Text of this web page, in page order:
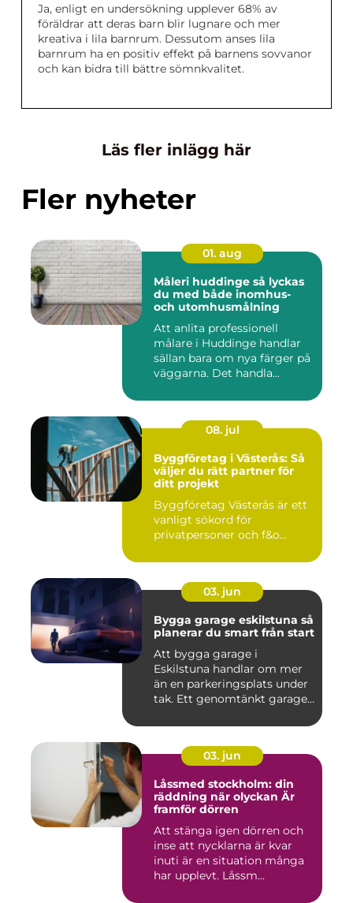
Ja, enligt en undersökning upplever 68% av
föräldrar att deras barn blir lugnare och mer
kreativa i lila barnrum. Dessutom anses lila
barnrum ha en positiv effekt på barnens sovvanor
och kan bidra till bättre sömnkvalitet.
Läs fler inlägg här
Fler nyheter
01. aug
Måleri huddinge så lyckas
du med både inomhus-
och utomhusmålning
Att anlita professionell
målare i Huddinge handlar
sällan bara om nya färger på
väggarna. Det handla...
08. jul
Byggföretag i Västerås: Så
väljer du rätt partner för
ditt projekt
Byggföretag Västerås är ett
vanligt sökord för
privatpersoner och f&o...
03. jun
Bygga garage eskilstuna så
planerar du smart från start
Att bygga garage i
Eskilstuna handlar om mer
än en parkeringsplats under
tak. Ett genomtänkt garage
03. jun
Låssmed stockholm: din
räddning när olyckan Är
framför dörren
Att stänga igen dörren och
inse att nycklarna är kvar
inuti är en situation många
har upplevt. Låssm...